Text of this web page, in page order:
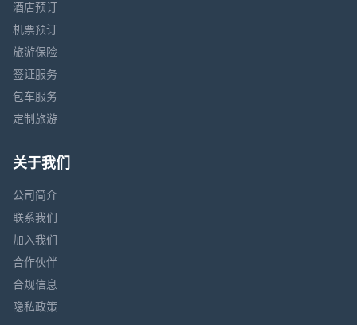
酒店预订
机票预订
旅游保险
签证服务
包车服务
定制旅游
关于我们
公司简介
联系我们
加入我们
合作伙伴
合规信息
隐私政策